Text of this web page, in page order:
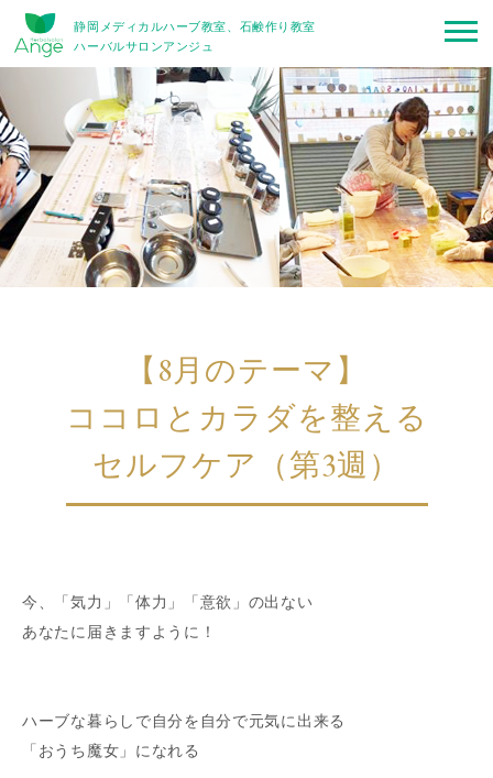
静岡メディカルハーブ教室、石鹸作り教室
ハーバルサロンアンジュ
【8月のテーマ】
ココロとカラダを整える
セルフケア（第3週）
今、「気力」「体力」「意欲」の出ない
あなたに届きますように！
ハーブな暮らしで自分を自分で元気に出来る
「おうち魔女」になれる